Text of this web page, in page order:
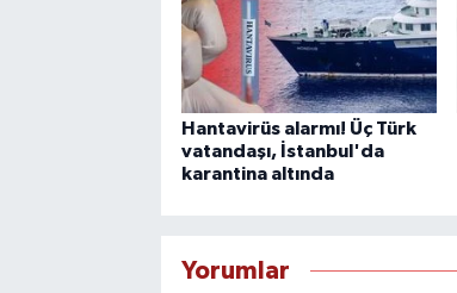
Hantavirüs alarmı! Üç Türk
vatandaşı, İstanbul'da
karantina altında
Yorumlar